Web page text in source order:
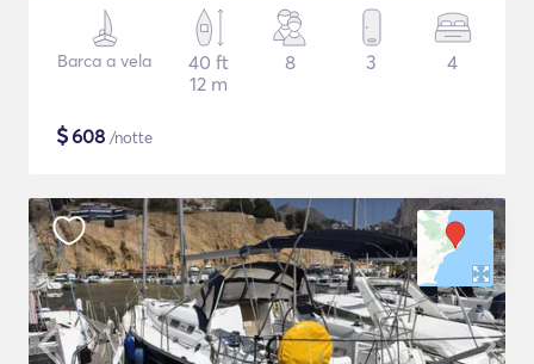
Barca a vela
40 ft
12 m
8 3 4
$608 /notte